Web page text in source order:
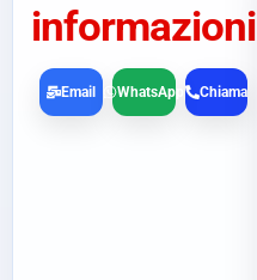
informazioni
Chiama
Email WhatsApp